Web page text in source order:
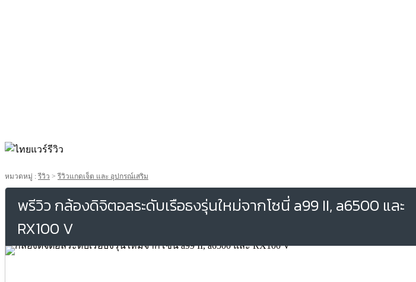
หมวดหมู่ :รีวิว >รีวิวแกดเจ็ต และ อุปกรณ์เสริม
พรีวิว กล้องดิจิตอลระดับเรือธงรุ่นใหม่จากโซนี่ a99 II, a6500 และ
RX100 V